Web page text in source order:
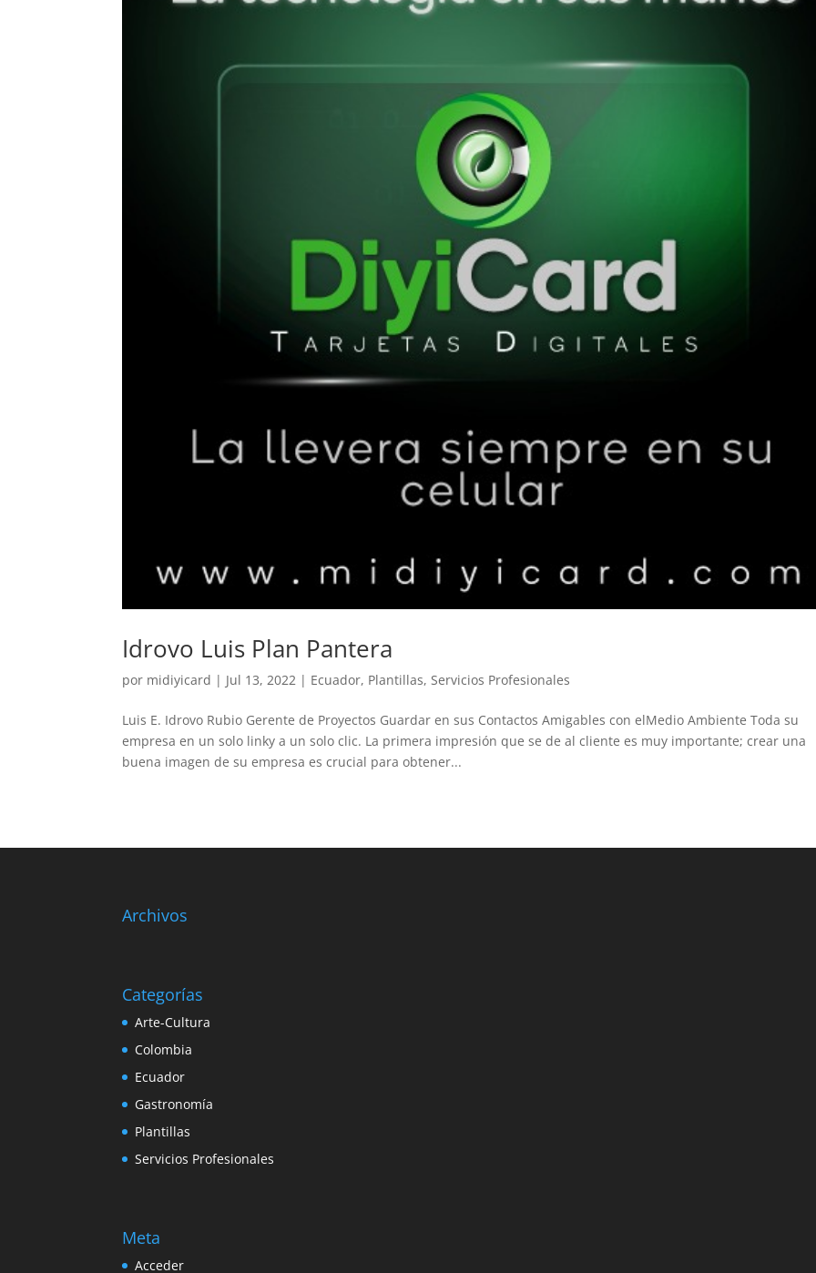
Idrovo Luis Plan Pantera
por midiyicard | Jul 13, 2022 | Ecuador, Plantillas,Servicios Profesionales
Luis E. Idrovo Rubio Gerente de Proyectos Guardar en sus Contactos Amigables con elMedio Ambiente Toda su
empresa en un solo linky a un solo clic. La primera impresión que se de al cliente es muy importante; crear una
buena imagen de su empresa es crucial para obtener...
Archivos
Categorías
Arte-Cultura
Colombia
Ecuador
Gastronomía
Plantillas
Servicios Profesionales
Meta
Acceder